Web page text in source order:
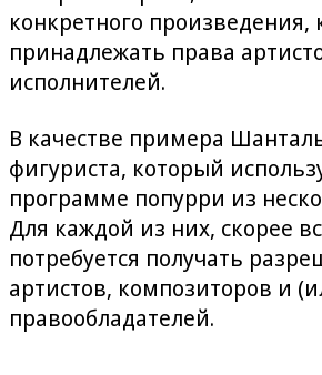
конкретного произведения,
принадлежать права
исполнителей.
В качестве примера
фигуриста, который
программе попурри из
Для каждой из них, скорее
потребуется получать
артистов, композиторов и
правообладателей.